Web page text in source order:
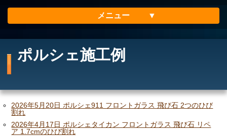
メニュー
会社案内
ご利用の流れ
価格
ポルシェ施工例
2026年5月20日 ポルシェ911 フロントガラス 飛び石 2つのひび
割れ
2026年4月17日 ポルシェタイカン フロントガラス 飛び石 リペ
ア 1.7cmのひび割れ